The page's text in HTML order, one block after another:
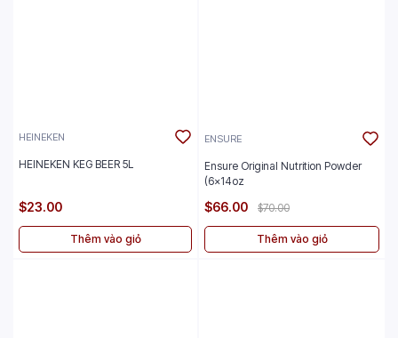
HEINEKEN
HEINEKEN KEG BEER 5L
$23.00
Thêm vào giỏ
ENSURE
Ensure Original Nutrition Powder
(6x14oz
$66.00 $70.00
Thêm vào giỏ